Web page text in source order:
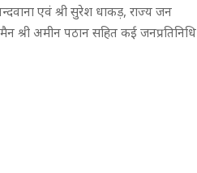
एवं श्री सुरेश धाकड़, राज्य जन
श्री अमीन पठान सहित कई जनप्रतिनिधि